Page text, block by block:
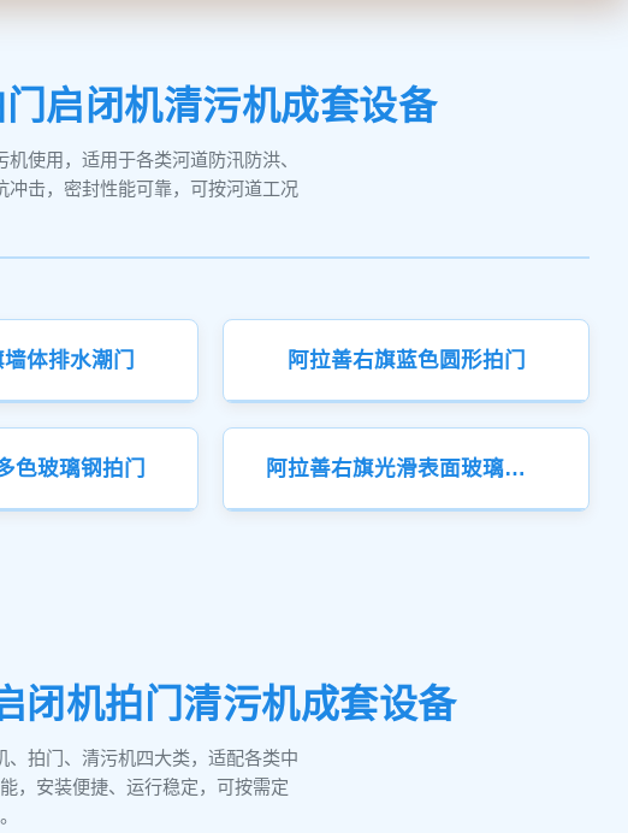
启闭机清污机成套设备
使用，适用于各类河道防汛防洪、
击，密封性能可靠，可按河道工况
体排水潮门 阿拉善右旗蓝色圆形拍门
色玻璃钢拍门 阿拉善右旗光滑表面玻璃钢拍门
闭机拍门清污机成套设备
拍门、清污机四大类，适配各类中
，安装便捷、运行稳定，可按需定